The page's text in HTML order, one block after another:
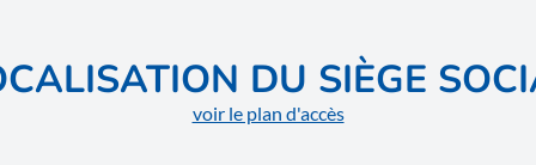
DU SIÈGE
voir le plan d'accès